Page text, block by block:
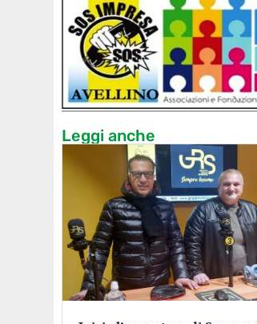
Leggi anche